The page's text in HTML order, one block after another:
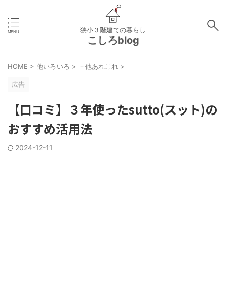
狭小３階建ての暮らし
こしろblog
HOME > 他いろいろ > －他あれこれ >
広告
【口コミ】３年使ったsutto(スット)の
おすすめ活用法
2024-12-11